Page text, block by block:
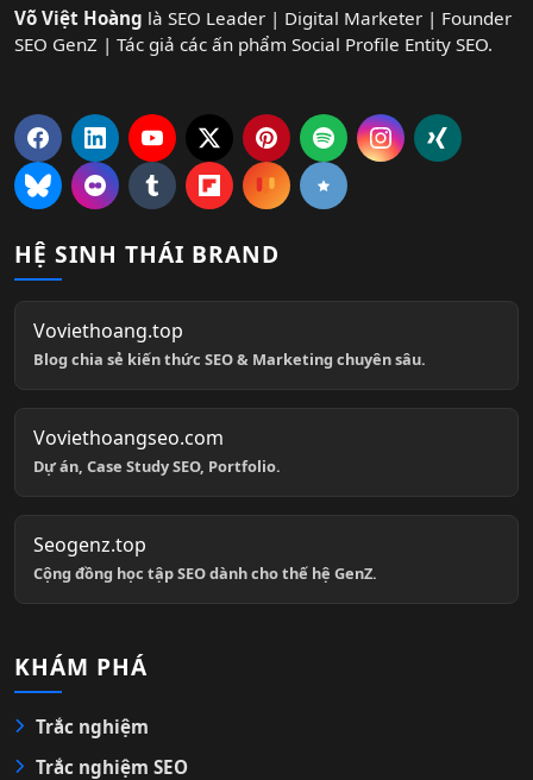
Võ Việt Hoàng là SEO Leader | Digital Marketer | Founder
SEO GenZ | Tác giả các ấn phẩm Social Profile Entity SEO.
HỆ SINH THÁI BRAND
Voviethoang.top
Blog chia sẻ kiến thức SEO & Marketing chuyên sâu.
Voviethoangseo.com
Dự án, Case Study SEO, Portfolio.
Seogenz.top
Cộng đồng học tập SEO dành cho thế hệ GenZ.
KHÁM PHÁ
Trắc nghiệm
Trắc nghiệm SEO